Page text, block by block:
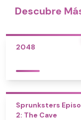
Descubre
2048
Sprunksters
2: The Cave